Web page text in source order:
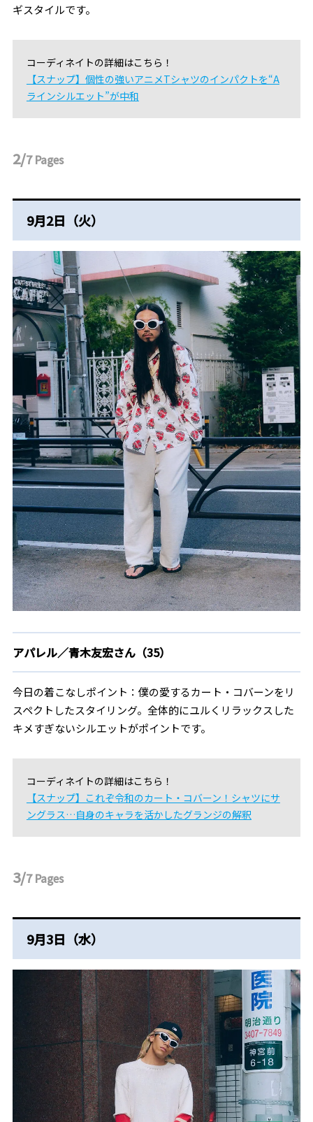
ギスタイルです。
コーディネイトの詳細はこちら！
【スナップ】個性の強いアニメTシャツのインパクトを“A
ラインシルエット”が中和
2/7Pages
9月2日（火）
アパレル／青木友宏さん（35）
今日の着こなしポイント：僕の愛するカート・コバーンをリ
スペクトしたスタイリング。全体的にユルくリラックスした
キメすぎないシルエットがポイントです。
コーディネイトの詳細はこちら！
【スナップ】これぞ令和のカート・コバーン！シャツにサ
ングラス…自身のキャラを活かしたグランジの解釈
3/7Pages
9月3日（水）